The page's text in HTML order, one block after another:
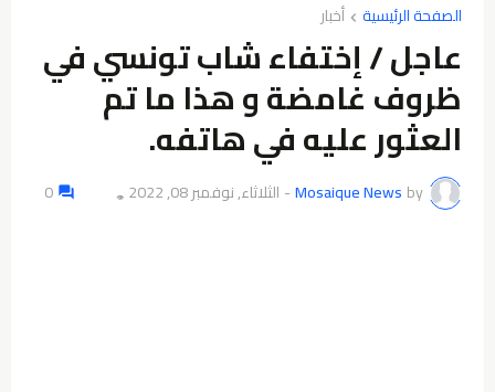
الصفحة الرئيسية أخبار
عاجل / إختفاء شاب تونسي في
ظروف غامضة و هذا ما تم
العثور عليه في هاتفه.
by
Mosaique News
- الثلاثاء, نوفمبر 08, 2022 👁️
0